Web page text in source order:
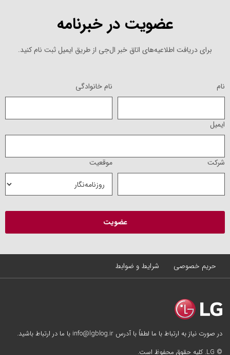
عضویت در خبرنامه
برای دریافت اطلاعیه‌های اتاق خبر ال‌جی از طریق ایمیل ثبت نام کنید.
نام نام خانوادگی
ایمیل
شرکت موقعیت
حریم خصوصی شرایط و ضوابط
در صورت نیاز به ارتباط با ما لطفاً با آدرس info@lgblog.ir با ما در ارتباط باشید.
© LG. کلیه حقوق محفوظ است.